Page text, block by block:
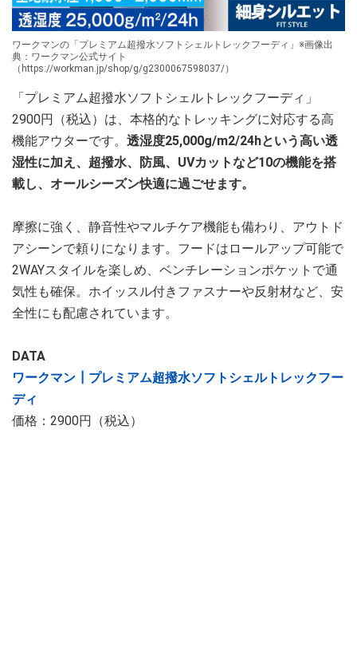
ワークマンの「プレミアム超撥水ソフトシェルトレックフーディ」※画像出
典：ワークマン公式サイト
（https://workman.jp/shop/g/g2300067598037/）
「プレミアム超撥水ソフトシェルトレックフーディ」
2900円（税込）は、本格的なトレッキングに対応する高
機能アウターです。 透湿度25,000g/m2/24hという高い透
湿性に加え、超撥水、防風、UVカットなど10の機能を搭
載し、オールシーズン快適に過ごせます。
摩擦に強く、静音性やマルチケア機能も備わり、アウトド
アシーンで頼りになります。フードはロールアップ可能で
2WAYスタイルを楽しめ、ベンチレーションポケットで通
気性も確保。ホイッスル付きファスナーや反射材など、安
全性にも配慮されています。
DATA
ワークマン┃プレミアム超撥水ソフトシェルトレックフー
ディ
価格：2900円（税込）